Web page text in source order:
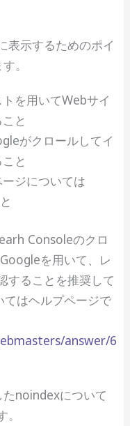
表示するためのポイ
。
を用いてWebサイ
と
がクロールしてイ
と
ジについては
Consoleのクロ
を用いて、レ
することを推奨して
はヘルプページで
answer/6
たnoindexについて